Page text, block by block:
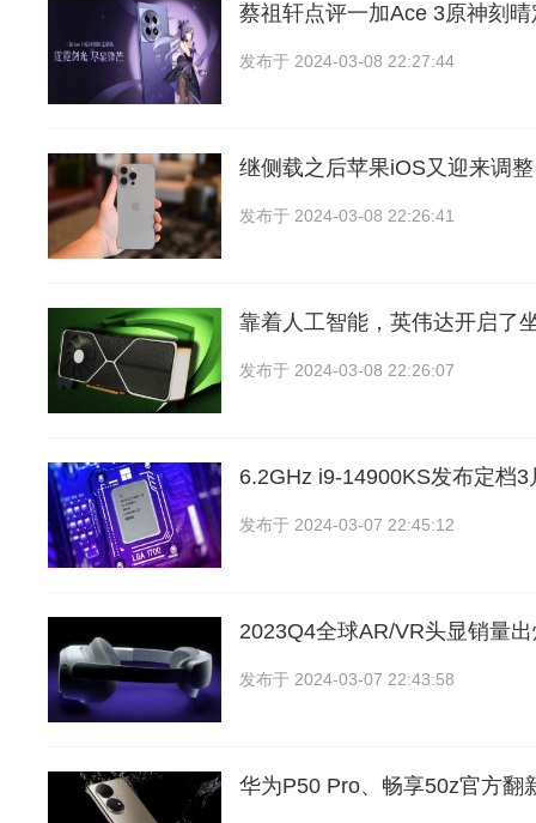
蔡祖轩点评一加Ace 3原神刻晴
发布于 2024-03-08 22:27:44
继侧载之后苹果iOS又迎来调
发布于 2024-03-08 22:26:41
靠着人工智能，英伟达开启了
发布于 2024-03-08 22:26:07
6.2GHz i9-14900KS发布定档
发布于 2024-03-07 22:45:12
2023Q4全球AR/VR头显销量
发布于 2024-03-07 22:43:58
华为P50 Pro、畅享50z官方翻